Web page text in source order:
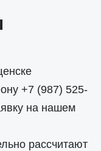
+7 (987) 525-
на нашем
рассчитают